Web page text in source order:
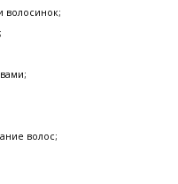
волосинок;
волос;